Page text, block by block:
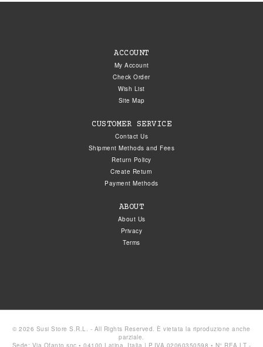
ACCOUNT
My Account
Check Order
Wish List
Site Map
CUSTOMER SERVICE
Contact Us
Shipment Methods and Fees
Return Policy
Create Return
Payment Methods
ABOUT
About Us
Privacy
Terms
© 2026 Susi Store S.R.L. - All Rights Reserved. È vietata la riproduzione anche
parziale.